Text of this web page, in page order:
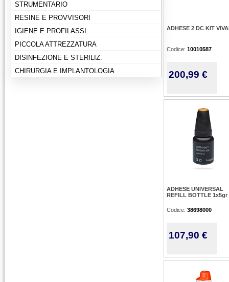
STRUMENTARIO
RESINE E PROVVISORI
IGIENE E PROFILASSI
PICCOLA ATTREZZATURA
DISINFEZIONE E STERILIZ.
CHIRURGIA E IMPLANTOLOGIA
ADHESE 2 DC KIT
Codice: 10010587
200,99 €
ADHESE UNIVERSAL
REFILL BOTTLE 1x5gr
Codice: 38698000
107,90 €